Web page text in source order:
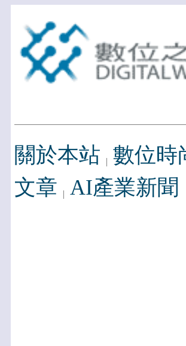
關於本站 數位時
文章 AI產業新聞